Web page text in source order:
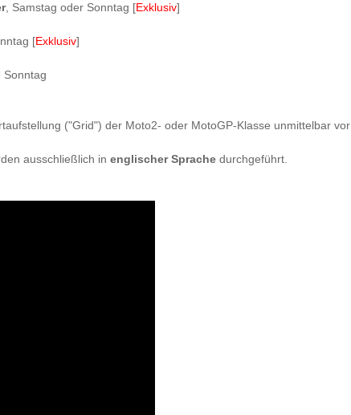
, Samstag oder Sonntag [Exklusiv]
[Exklusiv]
Sonntag
("Grid") der Moto2- oder MotoGP-Klasse unmittelbar
ausschließlich in englischer Sprache durchgeführt.